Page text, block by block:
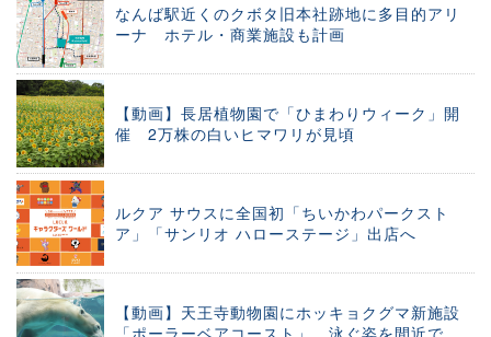
なんば駅近くのクボタ旧本社跡地に多目的アリ
ーナ ホテル・商業施設も計画
【動画】長居植物園で「ひまわりウィーク」開
催 2万株の白いヒマワリが見頃
ルクア サウスに全国初「ちいかわパークスト
ア」「サンリオ ハローステージ」出店へ
【動画】天王寺動物園にホッキョクグマ新施設
「ポーラーベアコースト」 泳ぐ姿を間近で